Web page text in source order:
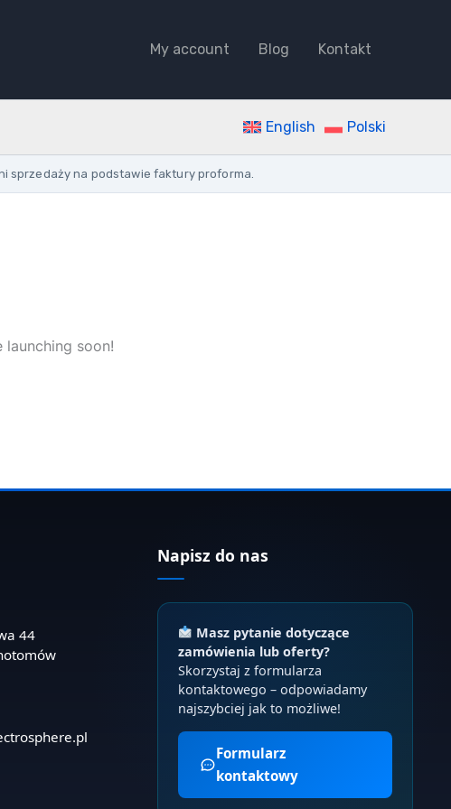
My account Blog Kontakt
English Polski
sprzedaży na podstawie faktury proforma.
soon!
44
Napisz do nas
Masz pytanie dotyczące
zamówienia lub oferty?
Skorzystaj z formularza
kontaktowego – odpowiadamy
najszybciej jak to możliwe!
Formularz
kontaktowy